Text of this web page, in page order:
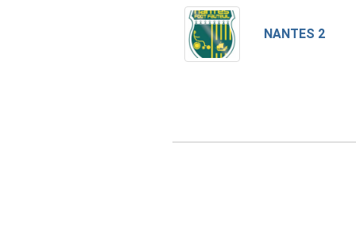
NANTES 2